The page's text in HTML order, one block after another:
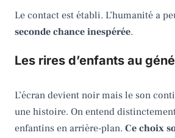
Le contact est établi. L’humanité a
seconde chance inespérée.
Les rires d’enfants au
L’écran devient noir mais le son
une histoire. On entend
enfantins en arrière-plan. Ce choix